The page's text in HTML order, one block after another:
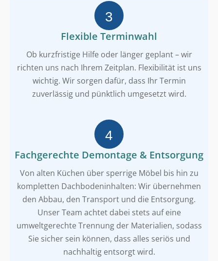
Flexible Terminwahl
Ob kurzfristige Hilfe oder länger geplant – wir
richten uns nach Ihrem Zeitplan. Flexibilität ist uns
wichtig. Wir sorgen dafür, dass Ihr Termin
zuverlässig und pünktlich umgesetzt wird.
Fachgerechte Demontage & Entsorgung
Von alten Küchen über sperrige Möbel bis hin zu
kompletten Dachbodeninhalten: Wir übernehmen
den Abbau, den Transport und die Entsorgung.
Unser Team achtet dabei stets auf eine
umweltgerechte Trennung der Materialien, sodass
Sie sicher sein können, dass alles seriös und
nachhaltig entsorgt wird.